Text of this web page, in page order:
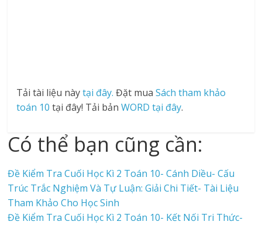
Tải tài liệu nàytại đây. Đặt muaSách tham khảo
toán 10 tại đây! Tải bảnWORD tại đây.
Có thể bạn cũng cần:
Đề Kiểm Tra Cuối Học Kì 2 Toán 10- Cánh Diều- Cấu
Trúc Trắc Nghiệm Và Tự Luận: Giải Chi Tiết- Tài Liệu
Tham Khảo Cho Học Sinh
Đề Kiểm Tra Cuối Học Kì 2 Toán 10- Kết Nối Tri Thức-